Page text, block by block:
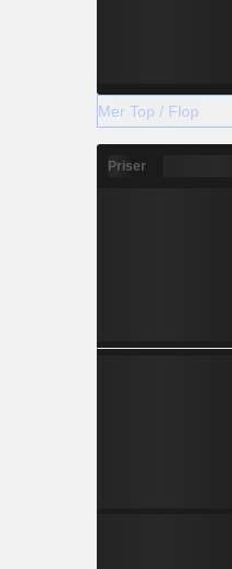
Mer Top / Flop
Priser